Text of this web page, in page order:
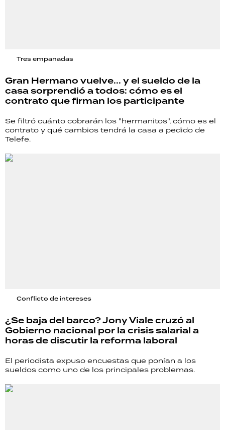
Tres empanadas
Gran Hermano vuelve... y el sueldo de la
casa sorprendió a todos: cómo es el
contrato que firman los participante
Se filtró cuánto cobrarán los "hermanitos", cómo es el
contrato y qué cambios tendrá la casa a pedido de
Telefe.
Conflicto de intereses
¿Se baja del barco? Jony Viale cruzó al
Gobierno nacional por la crisis salarial a
horas de discutir la reforma laboral
El periodista expuso encuestas que ponían a los
sueldos como uno de los principales problemas.